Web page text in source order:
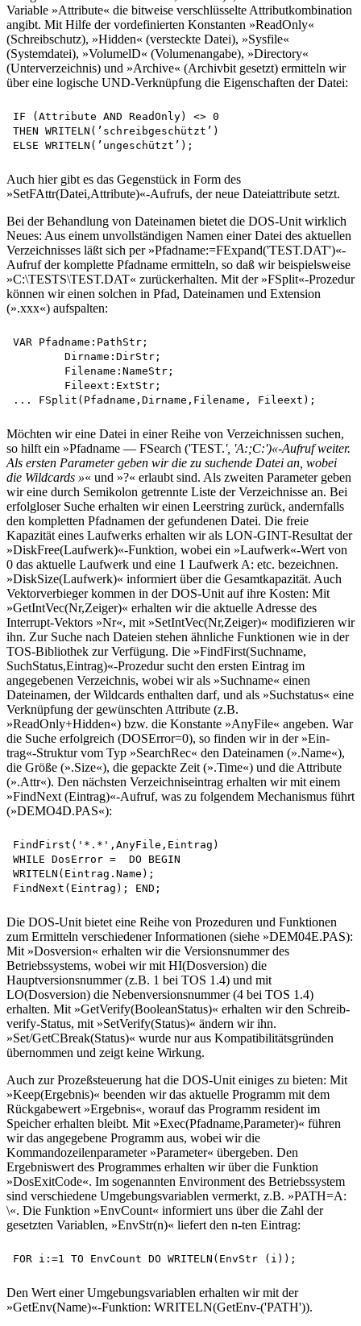
Variable »Attribute« die bitweise verschlüsselte Attributkombination
angibt. Mit Hilfe der vordefinierten Konstanten »ReadOnly«
(Schreibschutz), »Hidden« (versteckte Datei), »Sysfile«
(Systemdatei), »VolumelD« (Volumenangabe), »Directory«
(Unterverzeichnis) und »Archive« (Archivbit gesetzt) ermitteln wir
über eine logische UND-Verknüpfung die Eigenschaften der Datei:
IF (Attribute AND ReadOnly) <> 0
THEN WRITELN(’schreibgeschützt’)
Auch hier gibt es das Gegenstück in Form des
»SetFAttr(Datei,Attribute)«-Aufrufs, der neue Dateiattribute setzt.
Bei der Behandlung von Dateinamen bietet die DOS-Unit wirklich
Neues: Aus einem unvollständigen Namen einer Datei des aktuellen
Verzeichnisses läßt sich per »Pfadname:=FExpand('TEST.DAT')«-
Aufruf der komplette Pfadname ermitteln, so daß wir beispielsweise
»C:\TESTS\TEST.DAT« zurückerhalten. Mit der »FSplit«-Prozedur
können wir einen solchen in Pfad, Dateinamen und Extension
(».xxx«) aufspalten:
VAR Pfadname:PathStr;
Möchten wir eine Datei in einer Reihe von Verzeichnissen suchen,
so hilft ein »Pfadname — FSearch ('TEST.', 'A:;C:')«-Aufruf weiter.
Als ersten Parameter geben wir die zu suchende Datei an, wobei
die Wildcards »« und »?« erlaubt sind. Als zweiten Parameter geben
wir eine durch Semikolon getrennte Liste der Verzeichnisse an. Bei
erfolgloser Suche erhalten wir einen Leerstring zurück, andernfalls
den kompletten Pfadnamen der gefundenen Datei. Die freie
Kapazität eines Laufwerks erhalten wir als LON-GINT-Resultat der
»DiskFree(Laufwerk)«-Funktion, wobei ein »Laufwerk«-Wert von
0 das aktuelle Laufwerk und eine 1 Laufwerk A: etc. bezeichnen.
»DiskSize(Laufwerk)« informiert über die Gesamtkapazität. Auch
Vektorverbieger kommen in der DOS-Unit auf ihre Kosten: Mit
»GetIntVec(Nr,Zeiger)« erhalten wir die aktuelle Adresse des
Interrupt-Vektors »Nr«, mit »SetIntVec(Nr,Zeiger)« modifizieren wir
ihn. Zur Suche nach Dateien stehen ähnliche Funktionen wie in der
TOS-Bibliothek zur Verfügung. Die »FindFirst(Suchname,
SuchStatus,Eintrag)«-Prozedur sucht den ersten Eintrag im
angegebenen Verzeichnis, wobei wir als »Suchname« einen
Dateinamen, der Wildcards enthalten darf, und als »Suchstatus« eine
Verknüpfung der gewünschten Attribute (z.B.
»ReadOnly+Hidden«) bzw. die Konstante »AnyFile« angeben. War
die Suche erfolgreich (DOSError=0), so finden wir in der »Ein-
trag«-Struktur vom Typ »SearchRec« den Dateinamen (».Name«),
die Größe (».Size«), die gepackte Zeit (».Time«) und die Attribute
(».Attr«). Den nächsten Verzeichniseintrag erhalten wir mit einem
»FindNext (Eintrag)«-Aufruf, was zu folgendem Mechanismus führt
(»DEMO4D.PAS«):
FindFirst('*.*',AnyFile,Eintrag)
WHILE DosError =  DO BEGIN
WRITELN(Eintrag.Name);
Die DOS-Unit bietet eine Reihe von Prozeduren und Funktionen
zum Ermitteln verschiedener Informationen (siehe »DEM04E.PAS):
Mit »Dosversion« erhalten wir die Versionsnummer des
Betriebssystems, wobei wir mit HI(Dosversion) die
Hauptversionsnummer (z.B. 1 bei TOS 1.4) und mit
LO(Dosversion) die Nebenversionsnummer (4 bei TOS 1.4)
erhalten. Mit »GetVerify(BooleanStatus)« erhalten wir den Schreib-
verify-Status, mit »SetVerify(Status)« ändern wir ihn.
»Set/GetCBreak(Status)« wurde nur aus Kompatibilitätsgründen
übernommen und zeigt keine Wirkung.
Auch zur Prozeßsteuerung hat die DOS-Unit einiges zu bieten: Mit
»Keep(Ergebnis)« beenden wir das aktuelle Programm mit dem
Rückgabewert »Ergebnis«, worauf das Programm resident im
Speicher erhalten bleibt. Mit »Exec(Pfadname,Parameter)« führen
wir das angegebene Programm aus, wobei wir die
Kommandozeilenparameter »Parameter« übergeben. Den
Ergebniswert des Programmes erhalten wir über die Funktion
»DosExitCode«. Im sogenannten Environment des Betriebssystem
sind verschiedene Umgebungsvariablen vermerkt, z.B. »PATH=A:
\«. Die Funktion »EnvCount« informiert uns über die Zahl der
gesetzten Variablen, »EnvStr(n)« liefert den n-ten Eintrag:
Den Wert einer Umgebungsvariablen erhalten wir mit der
»GetEnv(Name)«-Funktion: WRITELN(GetEnv-('PATH')).